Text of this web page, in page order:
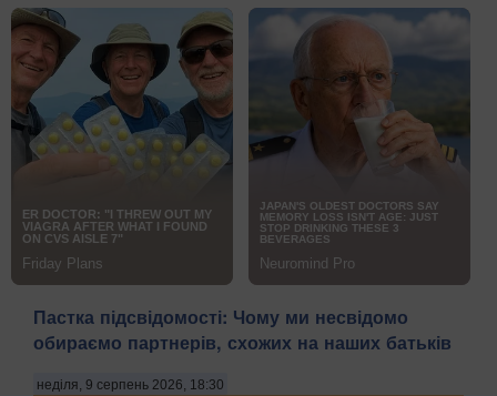
Пастка підсвідомості: Чому ми несвідомо
обираємо партнерів, схожих на наших батьків
неділя, 9 серпень 2026, 18:30